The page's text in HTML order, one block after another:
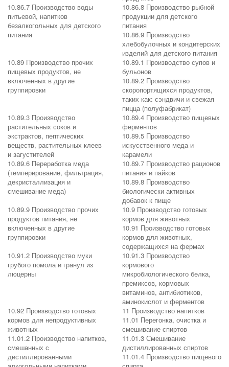
10.86.7 Производство воды
питьевой, напитков
безалкогольных для детского
питания
10.86.8 Производство рыбной
продукции для детского
питания
10.86.9 Производство
хлебобулочных и кондитерских
изделий для детского питания
10.89 Производство прочих
пищевых продуктов, не
включенных в другие
группировки
10.89.1 Производство супов и
бульонов
10.89.2 Производство
скоропортящихся продуктов,
таких как: сэндвичи и свежая
пицца (полуфабрикат)
10.89.3 Производство
растительных соков и
экстрактов, пептических
веществ, растительных клеев
и загустителей
10.89.4 Производство пищевых
ферментов
10.89.5 Производство
искусственного меда и
карамели
10.89.6 Переработка меда
(темперирование, фильтрация,
декристаллизация и
смешивание меда)
10.89.7 Производство рационов
питания и пайков
10.89.8 Производство
биологически активных
добавок к пище
10.89.9 Производство прочих
продуктов питания, не
включенных в другие
группировки
10.9 Производство готовых
кормов для животных
10.91 Производство готовых
кормов для животных,
содержащихся на фермах
10.91.2 Производство муки
грубого помола и гранул из
люцерны
10.91.3 Производство
кормового
микробиологического белка,
премиксов, кормовых
витаминов, антибиотиков,
аминокислот и ферментов
10.92 Производство готовых
кормов для непродуктивных
животных
11 Производство напитков
11.01 Перегонка, очистка и
смешивание спиртов
11.01.2 Производство напитков,
смешанных с
дистиллированными
11.01.3 Смешивание
дистиллированных спиртов
11.01.4 Производство пищевого